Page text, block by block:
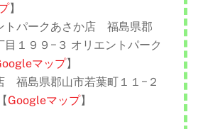
】
ークあさか店 福島県郡
目１９９−３ オリエントパーク
マップ】
県郡山市若葉町１１−２
Googleマップ】